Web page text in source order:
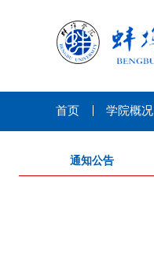
首页 学院概况
通知公告